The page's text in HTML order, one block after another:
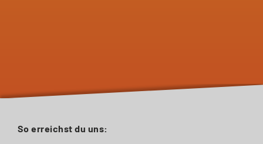
So erreichst du uns: